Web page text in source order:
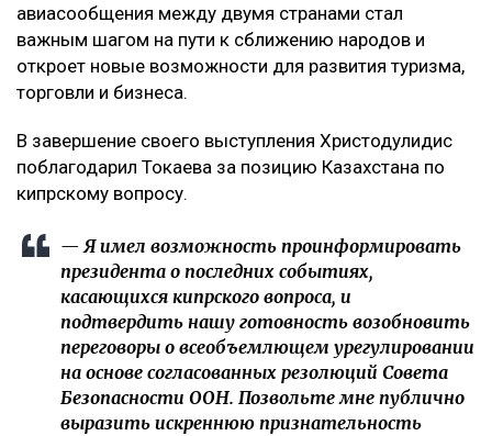
авиасообщения между двумя странами стал
важным шагом на пути к сближению народов и
откроет новые возможности для развития туризма,
торговли и бизнеса.
В завершение своего выступления Христодулидис
поблагодарил Токаева за позицию Казахстана по
кипрскому вопросу.
— Я имел возможность проинформировать
президента о последних событиях,
касающихся кипрского вопроса, и
подтвердить нашу готовность возобновить
переговоры о всеобъемлющем урегулировании
на основе согласованных резолюций Совета
Безопасности ООН. Позвольте мне публично
выразить искреннюю признательность